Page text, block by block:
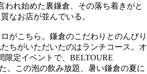
われ始めた裏鎌倉、その落ち着きがと
なお店が並んでいる。
がこちら。鎌倉のこだわりとのんびり
ちがいただいたのはランチコース。オ
限定イベントで、BELTOURE
。この泡の飲み放題、暑い鎌倉の夏に